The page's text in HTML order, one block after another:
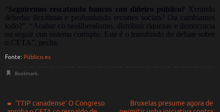
“Seguiremos rescatando bancos con diñeiro público? Xerando
débedas ilexítimas e profundando recortes sociais? Ou cambiamos
todo?”. “Acabar co neoliberalismo, distribuír riquezas e democracia
ou seguir cun sistema corrupto. Este é o transfondo do debate sobre
o CETA”, pecha.
Fonte: Público.es
Bookmark.
‘TTIP canadense’ O Congreso
Bruxelas presume agora de